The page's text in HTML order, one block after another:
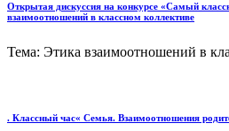
Открытая дискуссия на конкурсе «Самый
взаимоотношений в классном коллективе
Тема: Этика взаимоотношений в
. Классный час« Семья. Взаимоотношения